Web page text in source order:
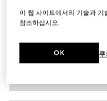
이 웹 사이트에서의 기술과
참조하십시오.
쿠
OK